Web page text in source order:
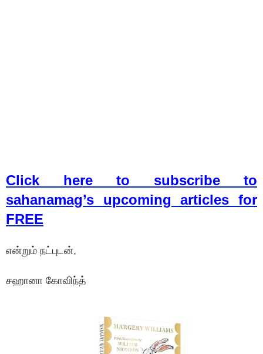
Click here to subscribe to
sahanamag’s upcoming articles for
FREE
என்றும் நட்புடன்,
சஹானா கோவிந்த்